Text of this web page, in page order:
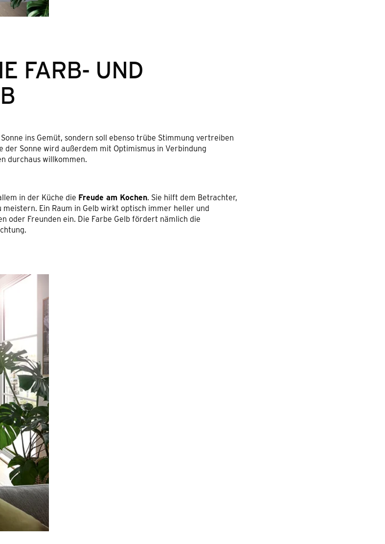
FARB- UND
ins Gemüt, sondern soll ebenso trübe Stimmung vertreiben
der Sonne wird außerdem mit Optimismus in Verbindung
durchaus willkommen.
in der Küche die Freude am Kochen. Sie hilft dem Betrachter,
Ein Raum in Gelb wirkt optisch immer heller und
oder Freunden ein. Die Farbe Gelb fördert nämlich die